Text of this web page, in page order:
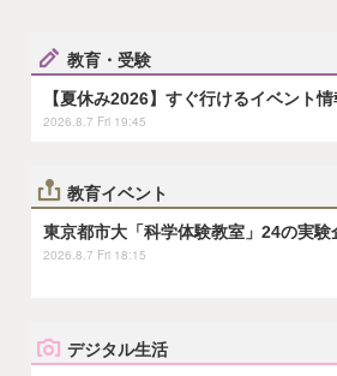
教育・受験
【夏休み2026】すぐ行けるイベント
2026.8.7 Fri 19:45
教育イベント
東京都市大「科学体験教室」24の実
2026.8.7 Fri 18:15
デジタル生活